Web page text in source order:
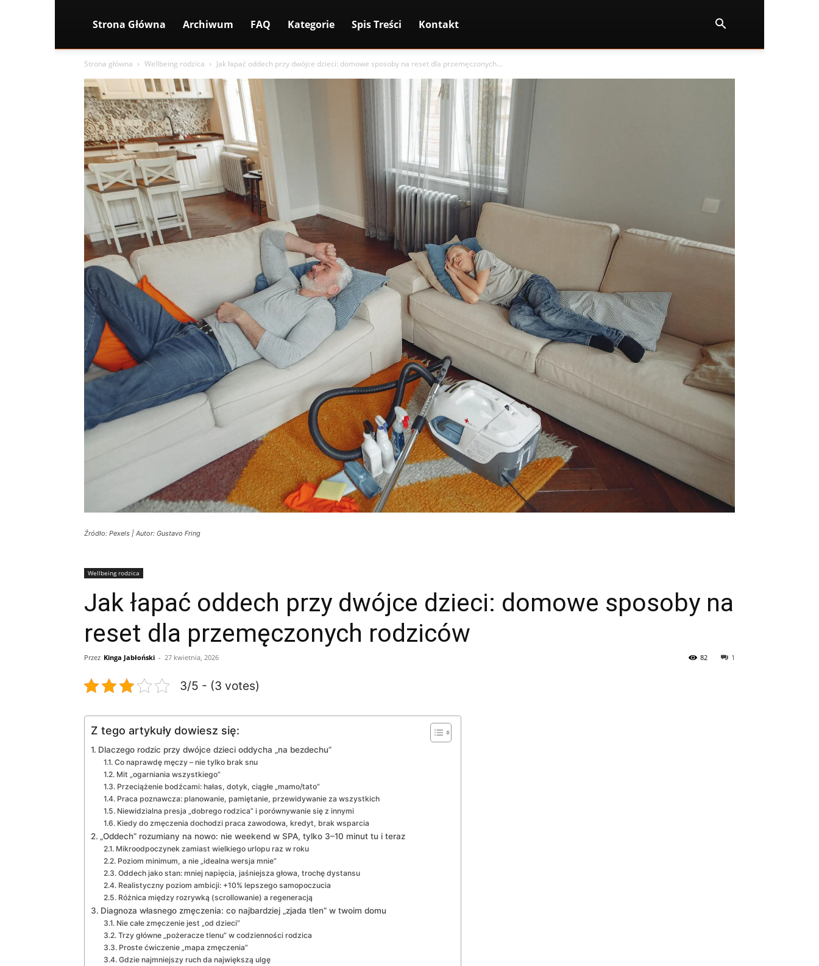
Strona Główna Archiwum FAQ Kategorie Spis Treści Kontakt
Strona główna Wellbeing rodzica Jak łapać oddech przy dwójce dzieci: domowe sposoby na reset dla przemęczonych...
Źródło: Pexels | Autor: Gustavo Fring
Wellbeing rodzica
Jak łapać oddech przy dwójce dzieci: domowe sposoby na
reset dla przemęczonych rodziców
Przez Kinga Jabłoński - 27 kwietnia, 2026 1
82
3/5 - (3 votes)
Z tego artykuły dowiesz się:
Dlaczego rodzic przy dwójce dzieci oddycha „na bezdechu”
Co naprawdę męczy – nie tylko brak snu
Mit „ogarniania wszystkiego”
Przeciążenie bodźcami: hałas, dotyk, ciągłe „mamo/tato”
Praca poznawcza: planowanie, pamiętanie, przewidywanie za wszystkich
Niewidzialna presja „dobrego rodzica” i porównywanie się z innymi
Kiedy do zmęczenia dochodzi praca zawodowa, kredyt, brak wsparcia
„Oddech” rozumiany na nowo: nie weekend w SPA, tylko 3–10 minut tu i teraz
Mikroodpoczynek zamiast wielkiego urlopu raz w roku
Poziom minimum, a nie „idealna wersja mnie”
Oddech jako stan: mniej napięcia, jaśniejsza głowa, trochę dystansu
Realistyczny poziom ambicji: +10% lepszego samopoczucia
Różnica między rozrywką (scrollowanie) a regeneracją
Diagnoza własnego zmęczenia: co najbardziej „zjada tlen” w twoim domu
Nie całe zmęczenie jest „od dzieci”
Trzy główne „pożeracze tlenu” w codzienności rodzica
Proste ćwiczenie „mapa zmęczenia”
Gdzie najmniejszy ruch da największą ulgę